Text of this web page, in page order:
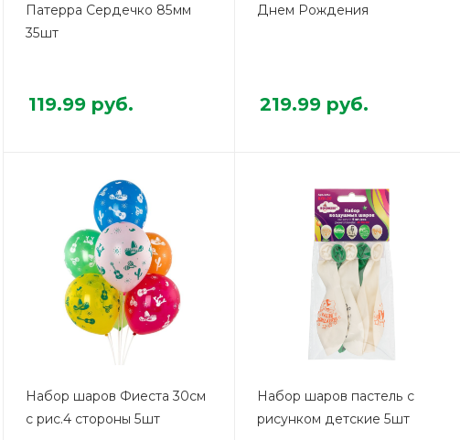
Патерра Сердечко 85мм
35шт
119.99 руб.
Днем Рождения
219.99 руб.
Набор шаров Фиеста 30см
с рис.4 стороны 5шт
Набор шаров пастель с
рисунком детские 5шт